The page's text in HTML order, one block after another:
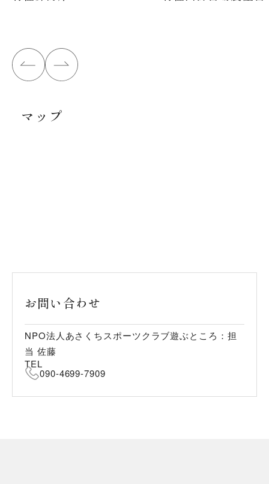
マップ
お問い合わせ
NPO法人あさくちスポーツクラブ遊ぶところ：担
当 佐藤
TEL
090-4699-7909